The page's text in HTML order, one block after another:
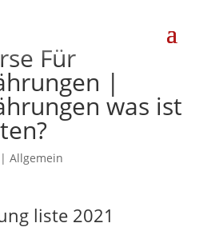
Für
|
was ist
| Allgemein
liste 2021